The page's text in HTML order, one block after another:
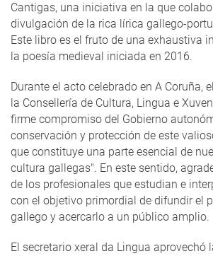
Cantigas, una iniciativa en la que
divulgación de la rica lírica gallego-
Este libro es el fruto de una exhaustiva
la poesía medieval iniciada en 2016.
Durante el acto celebrado en A Coruña,
la Consellería de Cultura, Lingua e
firme compromiso del Gobierno
conservación y protección de este
que constituye una parte esencial de
cultura gallegas". En este sentido,
de los profesionales que estudian e
con el objetivo primordial de difundir el
gallego y acercarlo a un público amplio.
El secretario xeral da Lingua aprovechó